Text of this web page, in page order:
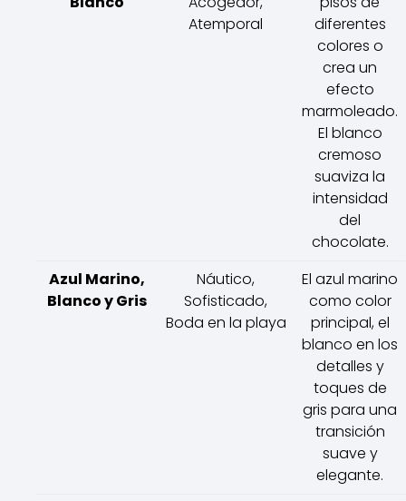
Atemporal
diferentes
colores o
crea un
efecto
marmoleado.
El blanco
cremoso
suaviza la
intensidad
del
chocolate.
Azul Marino,
Blanco y Gris
Náutico,
Sofisticado,
Boda en la playa
El azul marino
como color
principal, el
blanco en los
detalles y
toques de
gris para una
transición
suave y
elegante.